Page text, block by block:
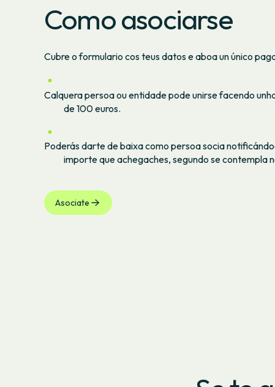
Como asociarse
Cubre o formulario cos teus datos e aboa un único
Calquera persoa ou entidade pode unirse facendo
de 100 euros.
Poderás darte de baixa como persoa socia
importe que achegaches, segundo se contempla
Asociate